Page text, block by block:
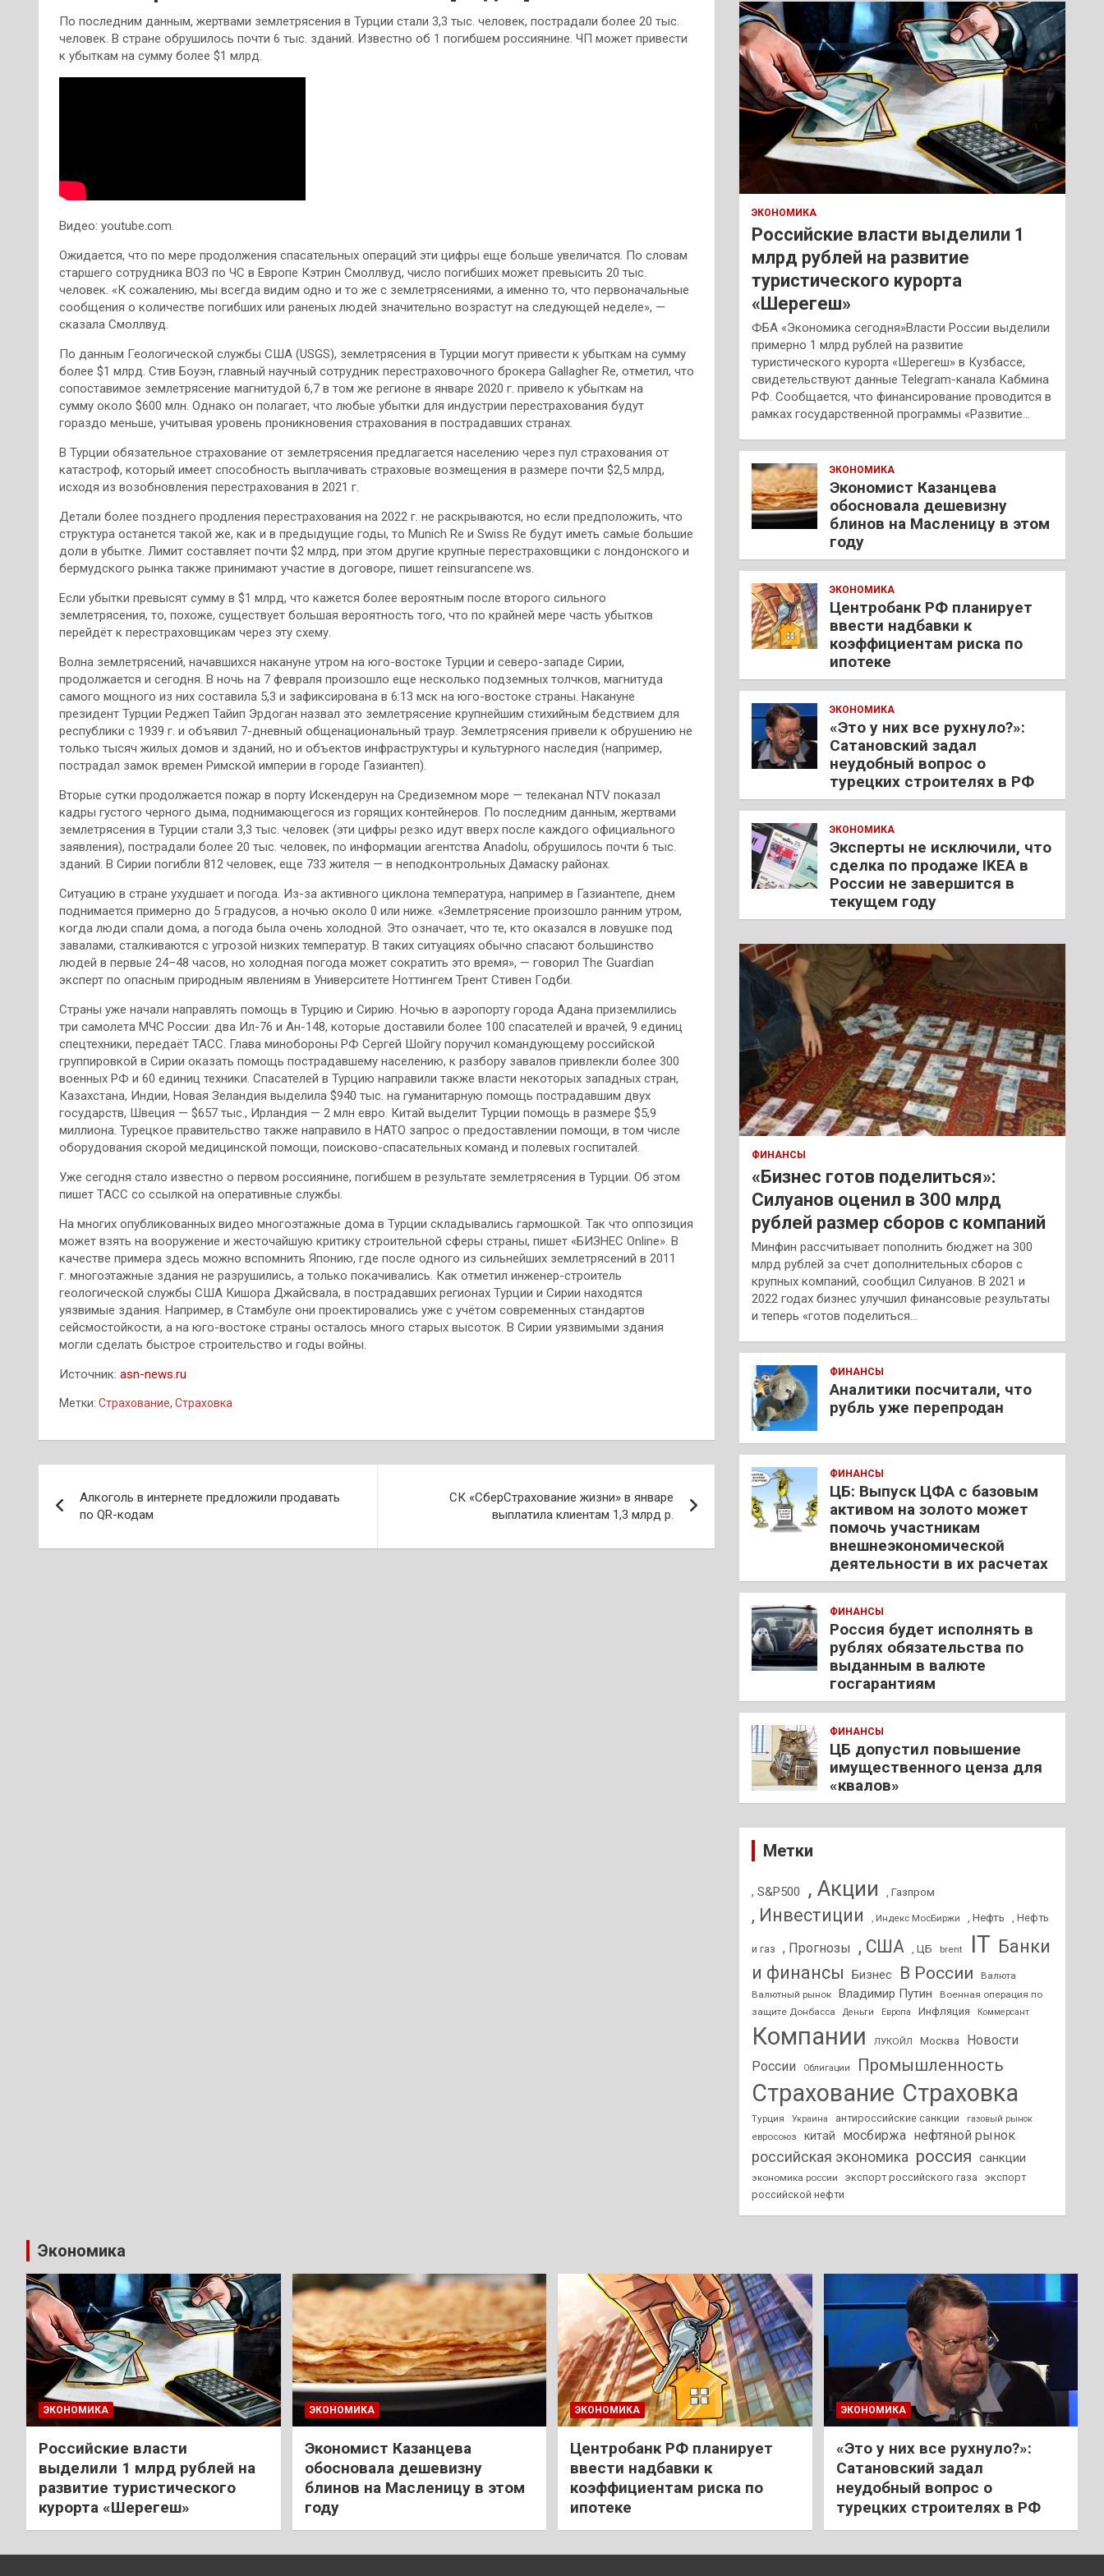
По последним данным, жертвами землетрясения в Турции стали 3,3 тыс. человек, пострадали более 20 тыс.
человек. В стране обрушилось почти 6 тыс. зданий. Известно об 1 погибшем россиянине. ЧП может привести
к убыткам на сумму более $1 млрд.
Видео: youtube.com.
Ожидается, что по мере продолжения спасательных операций эти цифры еще больше увеличатся. По словам
старшего сотрудника ВОЗ по ЧС в Европе Кэтрин Смоллвуд, число погибших может превысить 20 тыс.
человек. «К сожалению, мы всегда видим одно и то же с землетрясениями, а именно то, что первоначальные
сообщения о количестве погибших или раненых людей значительно возрастут на следующей неделе», —
сказала Смоллвуд.
По данным Геологической службы США (USGS), землетрясения в Турции могут привести к убыткам на сумму
более $1 млрд. Стив Боуэн, главный научный сотрудник перестраховочного брокера Gallagher Re, отметил, что
сопоставимое землетрясение магнитудой 6,7 в том же регионе в январе 2020 г. привело к убыткам на
сумму около $600 млн. Однако он полагает, что любые убытки для индустрии перестрахования будут
гораздо меньше, учитывая уровень проникновения страхования в пострадавших странах.
В Турции обязательное страхование от землетрясения предлагается населению через пул страхования от
катастроф, который имеет способность выплачивать страховые возмещения в размере почти $2,5 млрд,
исходя из возобновления перестрахования в 2021 г.
Детали более позднего продления перестрахования на 2022 г. не раскрываются, но если предположить, что
структура останется такой же, как и в предыдущие годы, то Munich Re и Swiss Re будут иметь самые большие
доли в убытке. Лимит составляет почти $2 млрд, при этом другие крупные перестраховщики с лондонского и
бермудского рынка также принимают участие в договоре, пишет reinsurancene.ws.
Если убытки превысят сумму в $1 млрд, что кажется более вероятным после второго сильного
землетрясения, то, похоже, существует большая вероятность того, что по крайней мере часть убытков
перейдёт к перестраховщикам через эту схему.
Волна землетрясений, начавшихся накануне утром на юго-востоке Турции и северо-западе Сирии,
продолжается и сегодня. В ночь на 7 февраля произошло еще несколько подземных толчков, магнитуда
самого мощного из них составила 5,3 и зафиксирована в 6:13 мск на юго-востоке страны. Накануне
президент Турции Реджеп Тайип Эрдоган назвал это землетрясение крупнейшим стихийным бедствием для
республики с 1939 г. и объявил 7-дневный общенациональный траур. Землетрясения привели к обрушению не
только тысяч жилых домов и зданий, но и объектов инфраструктуры и культурного наследия (например,
пострадал замок времен Римской империи в городе Газиантеп).
Вторые сутки продолжается пожар в порту Искендерун на Средиземном море — телеканал NTV показал
кадры густого черного дыма, поднимающегося из горящих контейнеров. По последним данным, жертвами
землетрясения в Турции стали 3,3 тыс. человек (эти цифры резко идут вверх после каждого официального
заявления), пострадали более 20 тыс. человек, по информации агентства Anadolu, обрушилось почти 6 тыс.
зданий. В Сирии погибли 812 человек, еще 733 жителя — в неподконтрольных Дамаску районах.
Ситуацию в стране ухудшает и погода. Из-за активного циклона температура, например в Газиантепе, днем
поднимается примерно до 5 градусов, а ночью около 0 или ниже. «Землетрясение произошло ранним утром,
когда люди спали дома, а погода была очень холодной. Это означает, что те, кто оказался в ловушке под
завалами, сталкиваются с угрозой низких температур. В таких ситуациях обычно спасают большинство
людей в первые 24–48 часов, но холодная погода может сократить это время», — говорил The Guardian
эксперт по опасным природным явлениям в Университете Ноттингем Трент Стивен Годби.
Страны уже начали направлять помощь в Турцию и Сирию. Ночью в аэропорту города Адана приземлились
три самолета МЧС России: два Ил-76 и Ан-148, которые доставили более 100 спасателей и врачей, 9 единиц
спецтехники, передаёт ТАСС. Глава минобороны РФ Сергей Шойгу поручил командующему российской
группировкой в Сирии оказать помощь пострадавшему населению, к разбору завалов привлекли более 300
военных РФ и 60 единиц техники. Спасателей в Турцию направили также власти некоторых западных стран,
Казахстана, Индии, Новая Зеландия выделила $940 тыс. на гуманитарную помощь пострадавшим двух
государств, Швеция — $657 тыс., Ирландия — 2 млн евро. Китай выделит Турции помощь в размере $5,9
миллиона. Турецкое правительство также направило в НАТО запрос о предоставлении помощи, в том числе
оборудования скорой медицинской помощи, поисково-спасательных команд и полевых госпиталей.
Уже сегодня стало известно о первом россиянине, погибшем в результате землетрясения в Турции. Об этом
пишет ТАСС со ссылкой на оперативные службы.
На многих опубликованных видео многоэтажные дома в Турции складывались гармошкой. Так что оппозиция
может взять на вооружение и жесточайшую критику строительной сферы страны, пишет «БИЗНЕС Online». В
качестве примера здесь можно вспомнить Японию, где после одного из сильнейших землетрясений в 2011
г. многоэтажные здания не разрушились, а только покачивались. Как отметил инженер-строитель
геологической службы США Кишора Джайсвала, в пострадавших регионах Турции и Сирии находятся
уязвимые здания. Например, в Стамбуле они проектировались уже с учётом современных стандартов
сейсмостойкости, а на юго-востоке страны осталось много старых высоток. В Сирии уязвимыми здания
могли сделать быстрое строительство и годы войны.
Источник: asn-news.ru
Метки: Страхование, Страховка
по
записям
Алкоголь в интернете предложили продавать
по QR-кодам
СК «СберСтрахование жизни» в январе
выплатила клиентам 1,3 млрд р.
к
ЭКОНОМИКА
Российские власти выделили 1
млрд рублей на развитие
туристического курорта
«Шерегеш»
ФБА «Экономика сегодня»Власти России выделили
примерно 1 млрд рублей на развитие
туристического курорта «Шерегеш» в Кузбассе,
свидетельствуют данные Telegram-канала Кабмина
РФ. Сообщается, что финансирование проводится в
рамках государственной программы «Развитие…
ЭКОНОМИКА
Экономист Казанцева
обосновала дешевизну
блинов на Масленицу в этом
году
ЭКОНОМИКА
Центробанк РФ планирует
ввести надбавки к
коэффициентам риска по
ипотеке
ЭКОНОМИКА
«Это у них все рухнуло?»:
Сатановский задал
неудобный вопрос о
турецких строителях в РФ
ЭКОНОМИКА
Эксперты не исключили, что
сделка по продаже IKEA в
России не завершится в
текущем году
ФИНАНСЫ
«Бизнес готов поделиться»:
Силуанов оценил в 300 млрд
рублей размер сборов с компаний
Минфин рассчитывает пополнить бюджет на 300
млрд рублей за счет дополнительных сборов с
крупных компаний, сообщил Силуанов. В 2021 и
2022 годах бизнес улучшил финансовые результаты
и теперь «готов поделиться…
ФИНАНСЫ
Аналитики посчитали, что
рубль уже перепродан
ФИНАНСЫ
ЦБ: Выпуск ЦФА с базовым
активом на золото может
помочь участникам
внешнеэкономической
деятельности в их расчетах
ФИНАНСЫ
Россия будет исполнять в
рублях обязательства по
выданным в валюте
госгарантиям
ФИНАНСЫ
ЦБ допустил повышение
имущественного ценза для
«квалов»
Метки
, S&P500 , Акции , Газпром
, Инвестиции , Индекс МосБиржи , Нефть , Нефть
и газ , Прогнозы , США , ЦБ brent IT Банки
и финансы
Бизнес В России
Валюта
Валютный рынок
Владимир Путин
Военная операция по
защите Донбасса
Деньги Европа Инфляция Коммерсант
Компании ЛУКОЙЛ Москва
Новости
России
Облигации Промышленность
Страхование Страховка
Турция Украина антироссийские санкции газовый рынок
евросоюз китай мосбиржа нефтяной рынок
российская экономика россия санкции
экономика россии экспорт российского газа
экспорт
российской нефти
Экономика
ЭКОНОМИКА
Российские власти
выделили 1 млрд рублей на
развитие туристического
курорта «Шерегеш»
ЭКОНОМИКА
Экономист Казанцева
обосновала дешевизну
блинов на Масленицу в этом
году
ЭКОНОМИКА
Центробанк РФ планирует
ввести надбавки к
коэффициентам риска по
ипотеке
ЭКОНОМИКА
«Это у них все рухнуло?»:
Сатановский задал
неудобный вопрос о
турецких строителях в РФ